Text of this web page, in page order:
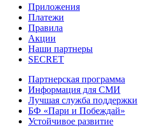
Приложения
Платежи
Правила
Акции
Наши партнеры
SECRET
Партнерская программа
Информация для СМИ
Лучшая служба поддержки
БФ «Пари и Побеждай»
Устойчивое развитие